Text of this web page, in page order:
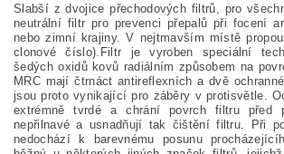
Slabší z dvojice přechodových filtrů, pro
neutrální filtr pro prevenci přepalů při focení
nebo zimní krajiny. V nejtmavším místě
clonové číslo).Filtr je vyroben speciální
šedých oxidů kovů radiálním způsobem na
MRC mají čtrnáct antireflexních a dvě
jsou proto vynikající pro záběry v protisvětle.
extrémně tvrdé a chrání povrch filtru před
nepřilnavé a usnadňují tak čištění filtru. Při
nedochází k barevnému posunu